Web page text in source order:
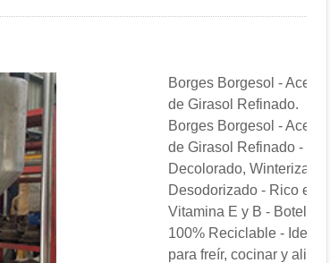
Borges Borgesol - Aceite
de Girasol Refinado.
Borges Borgesol - Aceite
de Girasol Refinado -
Decolorado, Winterizado y
Desodorizado - Rico en
Vitamina E y B - Botella
100% Reciclable - Ideal
para freír, cocinar y ali?ar -